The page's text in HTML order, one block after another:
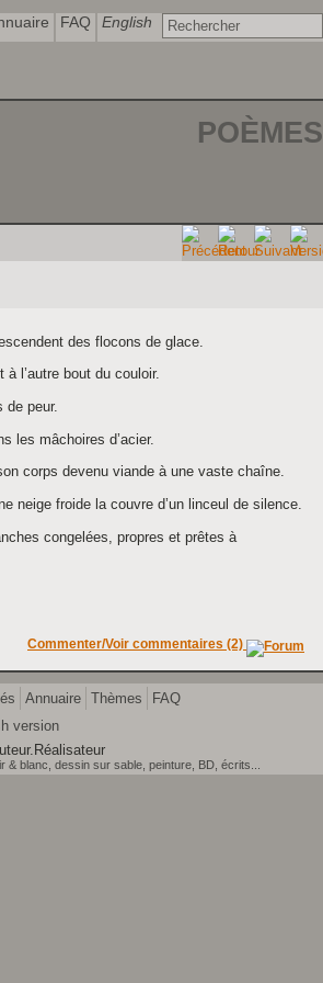
des flocons de glace.
l’autre bout du couloir.
de peur.
les mâchoires d’acier.
corps devenu viande à une vaste chaîne.
neige froide la couvre d’un linceul de silence.
congelées, propres et prêtes à
Commenter/Voir commentaires (2)
POÈMES
Annuaire Thèmes
FAQ
version
blanc, dessin sur sable, peinture, BD, écrits...
FAQ English